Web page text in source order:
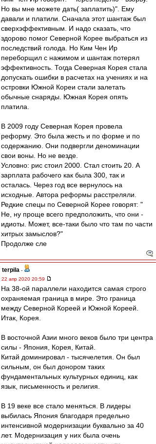
Но вы мне можете дать( заплатить)". Ему
давали и платили. Сначала этот шантаж был
сверхэффективным. И надо сказать, что
здорово помог Северной Корее выбраться из
последствий голода. Но Ким Чен Ир
переборщил с нажимом и шантаж потерял
эффективность. Тогда Северная Корея стала
допускать ошибки в расчетах на учениях и на
островки Южной Кореи стали залетать
обычные снаряды. Южная Корея опять
платила.
В 2009 году Северная Корея провела
реформу. Это была жесть и по форме и по
содержанию. Они подвергли деноминации
свои воны. Но не везде.
Условно: рис стоил 2000. Стал стоить 20. А
зарплата рабочего как была 300, так и
осталась. Через год все вернулось на
исходные. Автора реформы расстреляли.
Редкие спецы по Северной Корее говорят: "
Не, ну проще всего предположить, что они -
идиоты. Может, все-таки было что там по части
хитрых замыслов?"
Продолже сле
terpila -
22 апр 2020 20:59
На 38-ой параллели находится самая строго
охраняемая граница в мире. Это граница
между Северной Кореей и Южной Кореей.
Итак, Корея.
В восточной Азии много веков было три центра
силы - Япония, Корея, Китай.
Китай доминировал - тысячелетия. Он был
сильным, он был донором таких
фундаментальных культурных единиц, как
язык, письменность и религия.
В 19 веке все стало меняться. В лидеры
выбилась Япония благодаря предельно
интенсивной модернизации буквально за 40
лет. Модернизация у них была очень